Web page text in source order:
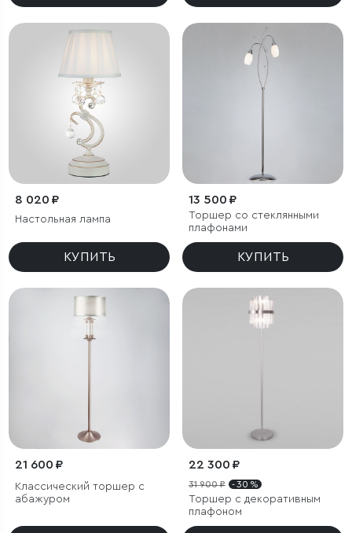
8 020 ₽
Настольная лампа
КУПИТЬ
13 500 ₽
Торшер со стеклянными
плафонами
КУПИТЬ
21 600 ₽
Классический торшер с
абажуром
22 300 ₽
31 900 ₽ - 30 %
Торшер с декоративным
плафоном